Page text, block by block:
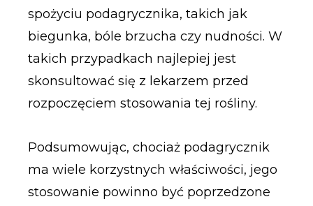
spożyciu podagrycznika, takich jak
biegunka, bóle brzucha czy nudności. W
takich przypadkach najlepiej jest
skonsultować się z lekarzem przed
rozpoczęciem stosowania tej rośliny.
Podsumowując, chociaż podagrycznik
ma wiele korzystnych właściwości, jego
stosowanie powinno być poprzedzone